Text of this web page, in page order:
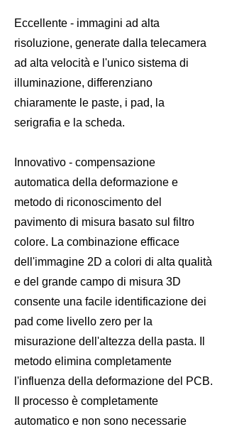
Eccellente - immagini ad alta
risoluzione, generate dalla telecamera
ad alta velocità e l'unico sistema di
illuminazione, differenziano
chiaramente le paste, i pad, la
serigrafia e la scheda.
Innovativo - compensazione
automatica della deformazione e
metodo di riconoscimento del
pavimento di misura basato sul filtro
colore. La combinazione efficace
dell'immagine 2D a colori di alta qualità
e del grande campo di misura 3D
consente una facile identificazione dei
pad come livello zero per la
misurazione dell'altezza della pasta. Il
metodo elimina completamente
l'influenza della deformazione del PCB.
Il processo è completamente
automatico e non sono necessarie